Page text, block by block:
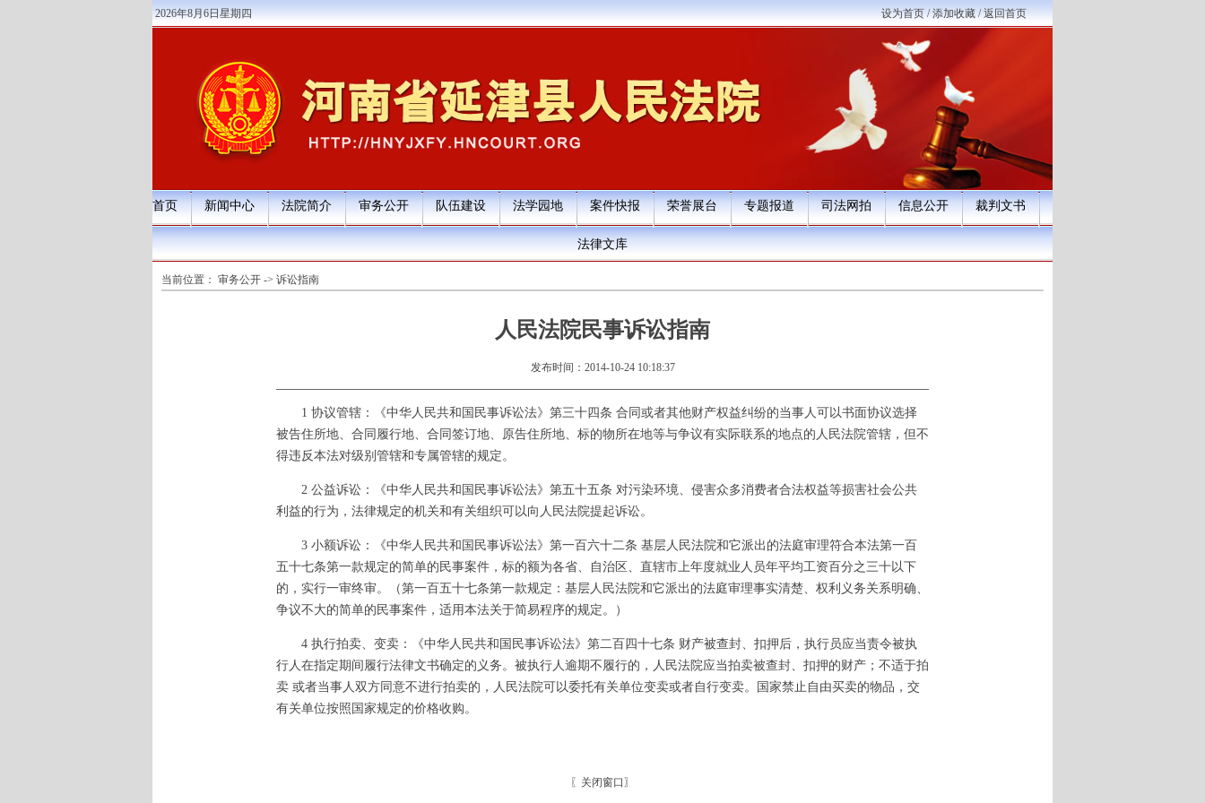
2026年8月6日星期四 设为首页/添加收藏/返回首页
首页 新闻中心 法院简介 审务公开 队伍建设 法学园地 案件快报 荣誉展台 专题报道 司法网拍 信息公开 裁判文书
法律文库
当前位置： 审务公开 -> 诉讼指南
人民法院民事诉讼指南
发布时间：2014-10-24 10:18:37
1 协议管辖：《中华人民共和国民事诉讼法》第三十四条 合同或者其他财产权益纠纷的当事人可以书面协议选择
被告住所地、合同履行地、合同签订地、原告住所地、标的物所在地等与争议有实际联系的地点的人民法院管辖，但不
得违反本法对级别管辖和专属管辖的规定。
2 公益诉讼：《中华人民共和国民事诉讼法》第五十五条 对污染环境、侵害众多消费者合法权益等损害社会公共
利益的行为，法律规定的机关和有关组织可以向人民法院提起诉讼。
3 小额诉讼：《中华人民共和国民事诉讼法》第一百六十二条 基层人民法院和它派出的法庭审理符合本法第一百
五十七条第一款规定的简单的民事案件，标的额为各省、自治区、直辖市上年度就业人员年平均工资百分之三十以下
的，实行一审终审。（第一百五十七条第一款规定：基层人民法院和它派出的法庭审理事实清楚、权利义务关系明确、
争议不大的简单的民事案件，适用本法关于简易程序的规定。）
4 执行拍卖、变卖：《中华人民共和国民事诉讼法》第二百四十七条 财产被查封、扣押后，执行员应当责令被执
行人在指定期间履行法律文书确定的义务。被执行人逾期不履行的，人民法院应当拍卖被查封、扣押的财产；不适于拍
卖 或者当事人双方同意不进行拍卖的，人民法院可以委托有关单位变卖或者自行变卖。国家禁止自由买卖的物品，交
有关单位按照国家规定的价格收购。
〖 关闭窗口 〗